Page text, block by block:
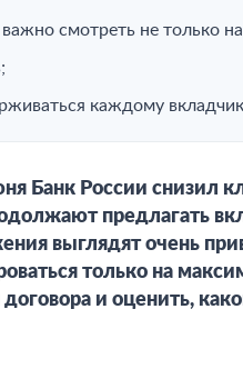
смотреть не только на
каждому
Банк России снизил
предлагать
выглядят очень
только на
и оценить,